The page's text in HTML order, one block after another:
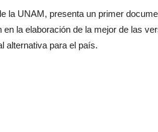
la UNAM, presenta un primer
la elaboración de la mejor de las
alternativa para el país.